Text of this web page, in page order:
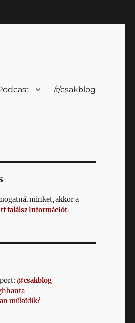
/r/csakblog
minket, akkor a
találsz információt.
@csakblog
működik?